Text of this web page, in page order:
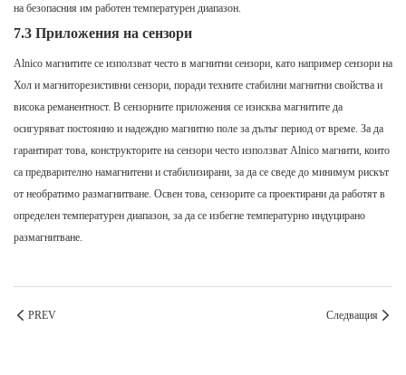
на безопасния им работен температурен диапазон.
7.3 Приложения на сензори
Alnico магнитите се използват често в магнитни сензори, като например сензори на
Хол и магниторезистивни сензори, поради техните стабилни магнитни свойства и
висока реманентност. В сензорните приложения се изисква магнитите да
осигуряват постоянно и надеждно магнитно поле за дълъг период от време. За да
гарантират това, конструкторите на сензори често използват Alnico магнити, които
са предварително намагнитени и стабилизирани, за да се сведе до минимум рискът
от необратимо размагнитване. Освен това, сензорите са проектирани да работят в
определен температурен диапазон, за да се избегне температурно индуцирано
размагнитване.
PREV Следващия